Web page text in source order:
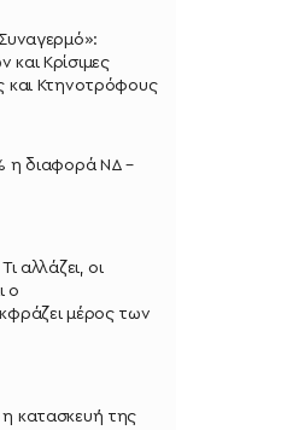
Κρίσιμες
και Κτηνοτρόφους
η διαφορά ΝΔ –
αλλάζει, οι
ο
μέρος των
κατασκευή της